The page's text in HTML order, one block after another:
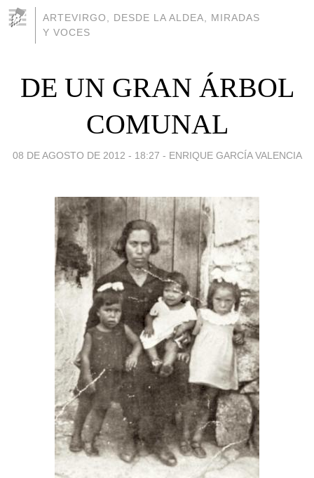
ARTEVIRGO, DESDE LA ALDEA, MIRADAS
Y VOCES
DE UN GRAN ÁRBOL
COMUNAL
08 DE AGOSTO DE 2012 - 18:27 - ENRIQUE GARCÍA VALENCIA